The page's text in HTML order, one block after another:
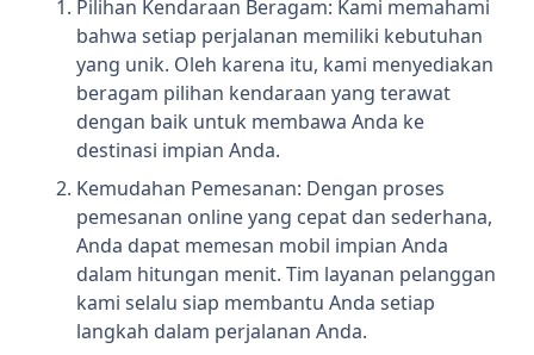
Pilihan Kendaraan Beragam: Kami memahami
bahwa setiap perjalanan memiliki kebutuhan
yang unik. Oleh karena itu, kami menyediakan
beragam pilihan kendaraan yang terawat
dengan baik untuk membawa Anda ke
destinasi impian Anda.
Kemudahan Pemesanan: Dengan proses
pemesanan online yang cepat dan sederhana,
Anda dapat memesan mobil impian Anda
dalam hitungan menit. Tim layanan pelanggan
kami selalu siap membantu Anda setiap
langkah dalam perjalanan Anda.